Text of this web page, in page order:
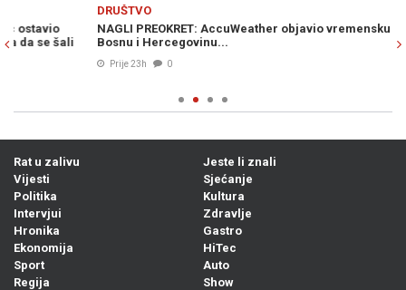
NAGLI PREOKRET: AccuWeather objavio vremensku prognozu za
Bosnu i Hercegovinu...
Rat u zalivu
Vijesti
Politika
Intervjui
Hronika
Ekonomija
Sport
Regija
Jeste li znali
Sjećanje
Kultura
Zdravlje
Gastro
HiTec
Auto
Show